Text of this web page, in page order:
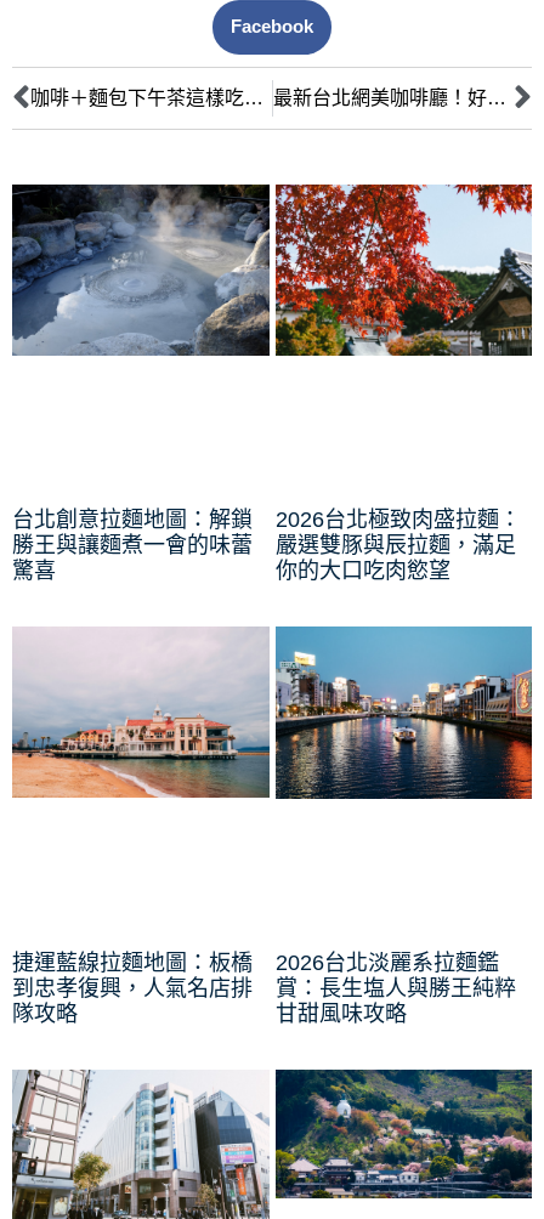
Facebook
咖啡＋麵包下午茶這樣吃 長輩也能出遊化身資深網美 最新台北網美咖啡廳！好姊妹下午茶、IG打卡就選這5間
台北創意拉麵地圖：解鎖
勝王與讓麵煮一會的味蕾
驚喜
2026台北極致肉盛拉麵：
嚴選雙豚與辰拉麵，滿足
你的大口吃肉慾望
捷運藍線拉麵地圖：板橋
到忠孝復興，人氣名店排
隊攻略
2026台北淡麗系拉麵鑑
賞：長生塩人與勝王純粹
甘甜風味攻略